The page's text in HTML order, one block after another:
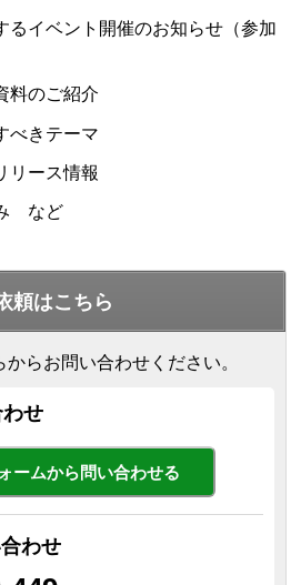
るイベント開催のお知らせ（参加
料のご紹介
べきテーマ
リース情報
など
頼はこちら
らお問い合わせください。
せ
ームから問い合わせる
わせ